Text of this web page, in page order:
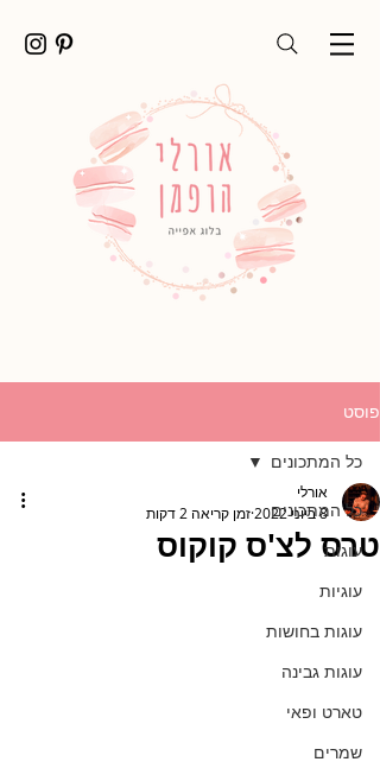
פוסט
כל המתכונים
עוגות
עוגיות
עוגות בחושות
עוגות גבינה
טארט ופאי
שמרים
כל המתכונים
טרס לצ'ס קוקוס
אורלי
8 ביוני 2022
זמן קריאה 2 דקות